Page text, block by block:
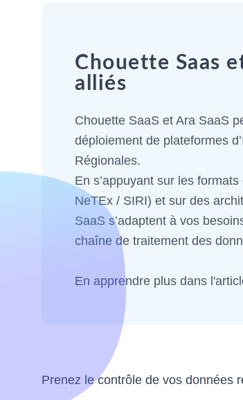
Chouette Saas
alliés
Chouette SaaS et Ara SaaS
déploiement de plateformes
Régionales.
En s’appuyant sur les
NeTEx / SIRI) et sur des
SaaS s’adaptent à vos
chaîne de traitement des
En apprendre plus dans
Prenez le contrôle de vos données